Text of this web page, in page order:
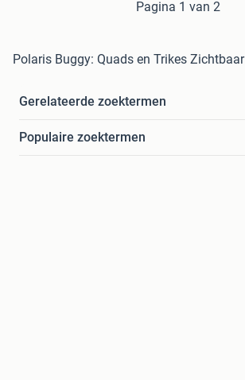
Pagina 1 van 2
Polaris Buggy: Quads en Trikes Zichtbaar
Gerelateerde zoektermen
Populaire zoektermen